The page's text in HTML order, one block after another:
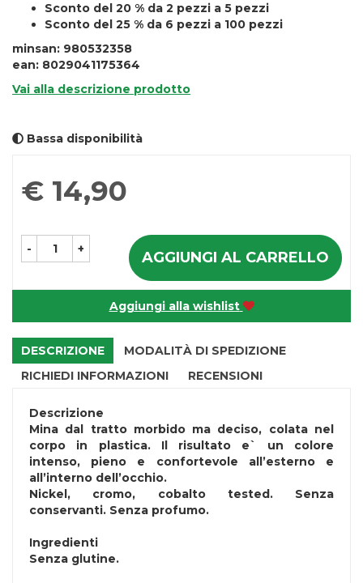
Sconto del 20 % da 2 pezzi a 5 pezzi
Sconto del 25 % da 6 pezzi a 100 pezzi
minsan: 980532358
ean: 8029041175364
Vai alla descrizione prodotto
Bassa disponibilità
Prezzo
€ 14,90
- + AGGIUNGI AL CARRELLO
Aggiungi alla wishlist
DESCRIZIONE
MODALITÀ DI SPEDIZIONE
RICHIEDI INFORMAZIONI
RECENSIONI
Descrizione
Mina dal tratto morbido ma deciso, colata nel
corpo in plastica. Il risultato e` un colore
intenso, pieno e confortevole all’esterno e
all’interno dell’occhio.
Nickel, cromo, cobalto tested. Senza
conservanti. Senza profumo.
Ingredienti
Senza glutine.